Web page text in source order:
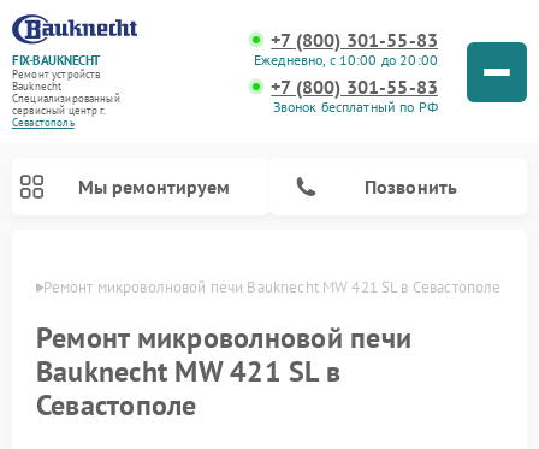
FIX-BAUKNECHT
Ремонт устройств
Bauknecht
Специализированный
cервисный центр г.
Севастополь
+7 (800) 301-55-83
Ежедневно, с 10:00 до 20:00
+7 (800) 301-55-83
Звонок бесплатный по РФ
Мы ремонтируем Позвонить
Ремонт микроволновой печи Bauknecht MW 421 SL в Севастополе
Ремонт микроволновой печи
Bauknecht MW 421 SL в
Севастополе